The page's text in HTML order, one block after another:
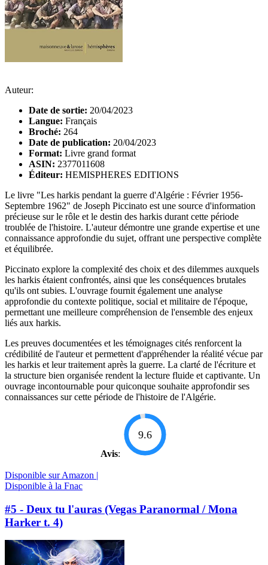
Auteur:
Date de sortie: 20/04/2023
Langue: Français
Broché: 264
Date de publication: 20/04/2023
Format: Livre grand format
ASIN: 2377011608
Éditeur: HEMISPHERES EDITIONS
Le livre "Les harkis pendant la guerre d'Algérie : Février 1956-
Septembre 1962" de Joseph Piccinato est une source d'information
précieuse sur le rôle et le destin des harkis durant cette période
troublée de l'histoire. L'auteur démontre une grande expertise et une
connaissance approfondie du sujet, offrant une perspective complète
et équilibrée.
Piccinato explore la complexité des choix et des dilemmes auxquels
les harkis étaient confrontés, ainsi que les conséquences brutales
qu'ils ont subies. L'ouvrage fournit également une analyse
approfondie du contexte politique, social et militaire de l'époque,
permettant une meilleure compréhension de l'ensemble des enjeux
liés aux harkis.
Les preuves documentées et les témoignages cités renforcent la
crédibilité de l'auteur et permettent d'appréhender la réalité vécue par
les harkis et leur traitement après la guerre. La clarté de l'écriture et
la structure bien organisée rendent la lecture fluide et captivante. Un
ouvrage incontournable pour quiconque souhaite approfondir ses
connaissances sur cette période de l'histoire de l'Algérie.
Avis:
9.6
Disponible sur Amazon |
Disponible à la Fnac
#5 - Deux tu l'auras (Vegas Paranormal / Mona
Harker t. 4)